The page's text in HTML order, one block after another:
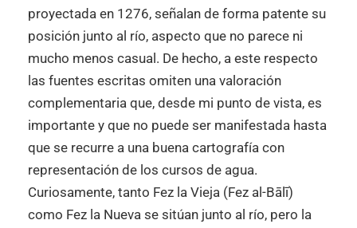
proyectada en 1276, señalan de forma patente su
posición junto al río, aspecto que no parece ni
mucho menos casual. De hecho, a este respecto
las fuentes escritas omiten una valoración
complementaria que, desde mi punto de vista, es
importante y que no puede ser manifestada hasta
que se recurre a una buena cartografía con
representación de los cursos de agua.
Curiosamente, tanto Fez la Vieja (Fez al-Bālī)
como Fez la Nueva se sitúan junto al río, pero la